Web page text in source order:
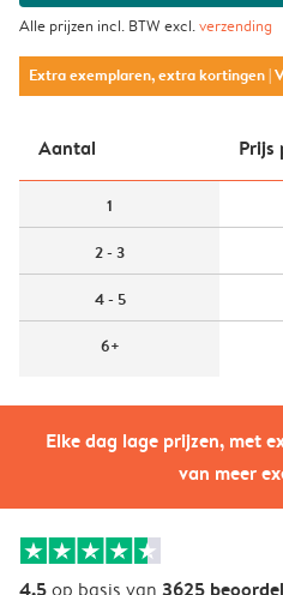
Elke dag lage prijzen, met
van meer
Alle prijzen incl. BTW excl.verzending
Extra exemplaren, extra kortingen|
Aantal Prijs
1
2 - 3
4 - 5
6+
4.5op basis van 3625